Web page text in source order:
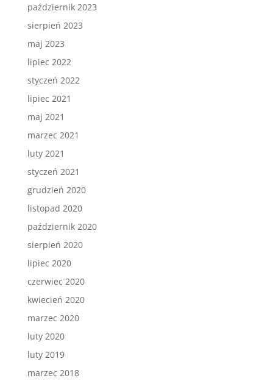
październik 2023
sierpień 2023
maj 2023
lipiec 2022
styczeń 2022
lipiec 2021
maj 2021
marzec 2021
luty 2021
styczeń 2021
grudzień 2020
listopad 2020
październik 2020
sierpień 2020
lipiec 2020
czerwiec 2020
kwiecień 2020
marzec 2020
luty 2020
luty 2019
marzec 2018